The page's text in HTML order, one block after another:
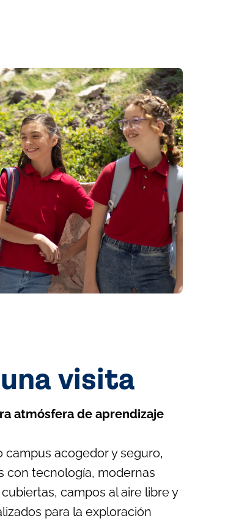
visita
atmósfera de aprendizaje
campus acogedor y seguro,
con tecnología, modernas
campos al aire libre y
para la exploración